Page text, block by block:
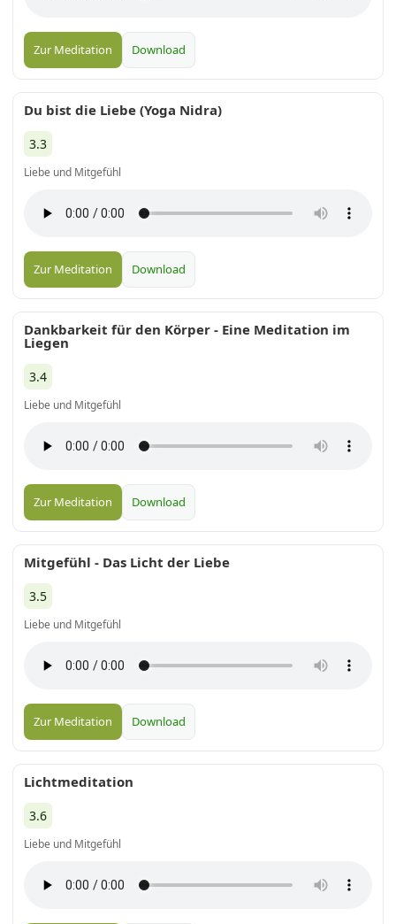
Zur Meditation Download
Du bist die Liebe (Yoga Nidra)
3.3
Liebe und Mitgefühl
Zur Meditation Download
Dankbarkeit für den Körper - Eine Meditation im
Liegen
3.4
Liebe und Mitgefühl
Zur Meditation Download
Mitgefühl - Das Licht der Liebe
3.5
Liebe und Mitgefühl
Zur Meditation Download
Lichtmeditation
3.6
Liebe und Mitgefühl